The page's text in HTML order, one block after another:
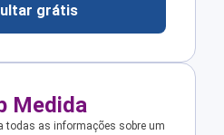
grátis
Medida
todas as informações sobre um